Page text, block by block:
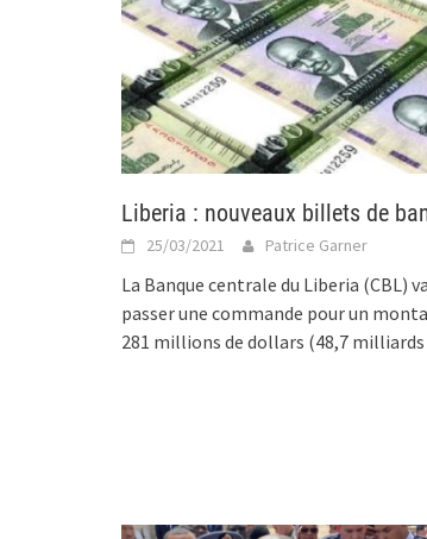
Liberia : nouveaux billets de
25/03/2021 Patrice Garner
La Banque centrale du Liberia (CBL)
passer une commande pour un
281 millions de dollars (48,7 milliards